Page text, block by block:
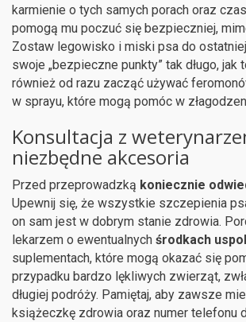
karmienie o tych samych porach oraz
pomogą mu poczuć się bezpieczniej,
Zostaw legowisko i miski psa do ostatniej
swoje „bezpieczne punkty” tak długo, jak
również od razu zacząć używać
w sprayu, które mogą pomóc w
Konsultacja z
niezbędne akcesoria
Przed przeprowadzką koniecznie
Upewnij się, że wszystkie szczepienia
on sam jest w dobrym stanie zdrowia.
lekarzem o ewentualnych środkach
suplementach, które mogą okazać się
przypadku bardzo lękliwych zwierząt,
długiej podróży. Pamiętaj, aby zawsze
książeczkę zdrowia oraz numer telefonu